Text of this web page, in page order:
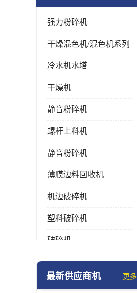
强力粉碎机
干燥混色机/混色机系列
冷水机水塔
干燥机
静音粉碎机
螺杆上料机
静音粉碎机
薄膜边料回收机
机边破碎机
塑料破碎机
破碎机
强力粉碎机
最新供应商机 更多